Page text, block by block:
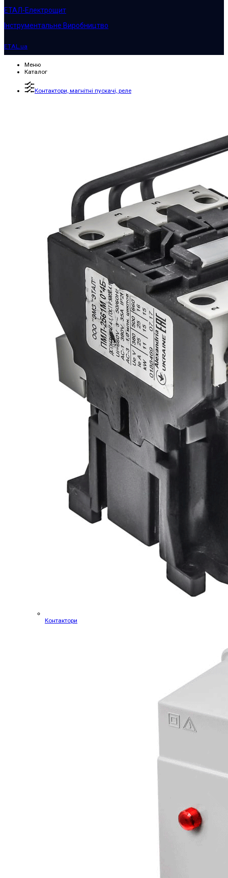
ЕТАЛ-Електрощит
Інструментальне Виробництво
ETAL.ua
Меню
Каталог
Контактори, магнітні пускачі, реле
Контактори